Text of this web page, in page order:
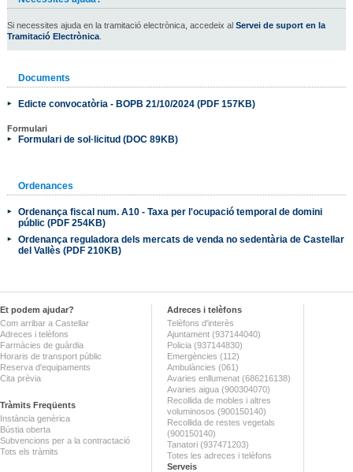
Si necessites ajuda en la tramitació electrònica, accedeix al Servei de suport en la
Tramitació Electrònica.
Documents
Edicte convocatòria - BOPB 21/10/2024 (PDF 157KB)
Formulari
Formulari de sol·licitud (DOC 89KB)
Ordenances
Ordenança fiscal num. A10 - Taxa per l'ocupació temporal de domini
públic (PDF 254KB)
Ordenança reguladora dels mercats de venda no sedentària de Castellar
del Vallès (PDF 210KB)
Et podem ajudar?
Com arribar a Castellar
Adreces i telèfons
Farmàcies de guàrdia
Horaris de transport públic
Reserva d'equipaments
Cita prèvia
Tràmits Freqüents
Instància genèrica
Bústia oberta
Subvencions per a la contractació
Tots els tràmits
Adreces i telèfons
Telèfons d'interès
Ajuntament (937144040)
Policia (937144830)
Emergències (112)
Ambulàncies (061)
Avaries enllumenat (686216138)
Avaries aigua (900304070)
Recollida de mobles i altres
voluminosos (900150140)
Recollida de restes vegetals
(900150140)
Tanatori (937471203)
Totes les adreces i telèfons
Serveis